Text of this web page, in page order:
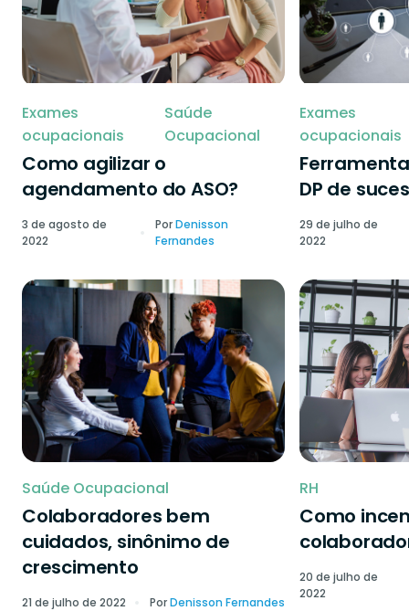
Exames
ocupacionais
Saúde
Ocupacional
Como agilizar o
agendamento do ASO?
3 de agosto de
2022
PorDenisson
Fernandes
Exames
ocupacionais
DP de
29 de julho de
2022
Saúde Ocupacional
Colaboradores bem
cuidados, sinônimo de
crescimento
21 de julho de 2022 PorDenisson Fernandes
RH
Como
20 de julho de
2022